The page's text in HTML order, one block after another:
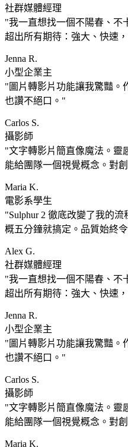
社群媒體經理
我一直想找一個不陽春、不
超出所有期待：強大、快速
Jenna R.
小型企業主
圖片轉影片功能讓我驚豔。
也讚不絕口。
Carlos S.
攝影師
文字轉影片簡直像魔法。靈
能給團隊一個視覺概念。對
Maria K.
電影系學生
Sulphur 2 徹底改變了我的
概五分鐘就搞定。品質始終
Alex G.
社群媒體經理
我一直想找一個不陽春、不
超出所有期待：強大、快速
Jenna R.
小型企業主
圖片轉影片功能讓我驚豔。
也讚不絕口。
Carlos S.
攝影師
文字轉影片簡直像魔法。靈
能給團隊一個視覺概念。對
Maria K.